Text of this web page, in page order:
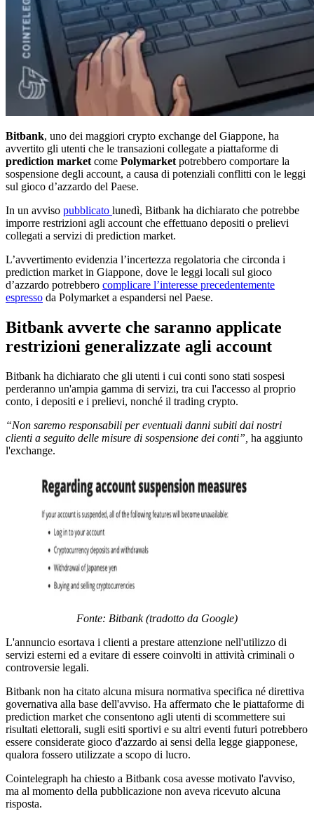
Bitbank, uno dei maggiori crypto exchange del Giappone, ha
avvertito gli utenti che le transazioni collegate a piattaforme di
prediction market come Polymarket potrebbero comportare la
sospensione degli account, a causa di potenziali conflitti con le leggi
sul gioco d’azzardo del Paese.
In un avviso pubblicato lunedì, Bitbank ha dichiarato che potrebbe
imporre restrizioni agli account che effettuano depositi o prelievi
collegati a servizi di prediction market.
L’avvertimento evidenzia l’incertezza regolatoria che circonda i
prediction market in Giappone, dove le leggi locali sul gioco
d’azzardo potrebbero complicare l’interesse precedentemente
espresso da Polymarket a espandersi nel Paese.
Bitbank avverte che saranno applicate
restrizioni generalizzate agli account
Bitbank ha dichiarato che gli utenti i cui conti sono stati sospesi
perderanno un'ampia gamma di servizi, tra cui l'accesso al proprio
conto, i depositi e i prelievi, nonché il trading crypto.
“Non saremo responsabili per eventuali danni subiti dai nostri
clienti a seguito delle misure di sospensione dei conti”, ha aggiunto
l'exchange.
Fonte: Bitbank (tradotto da Google)
L'annuncio esortava i clienti a prestare attenzione nell'utilizzo di
servizi esterni ed a evitare di essere coinvolti in attività criminali o
controversie legali.
Bitbank non ha citato alcuna misura normativa specifica né direttiva
governativa alla base dell'avviso. Ha affermato che le piattaforme di
prediction market che consentono agli utenti di scommettere sui
risultati elettorali, sugli esiti sportivi e su altri eventi futuri potrebbero
essere considerate gioco d'azzardo ai sensi della legge giapponese,
qualora fossero utilizzate a scopo di lucro.
Cointelegraph ha chiesto a Bitbank cosa avesse motivato l'avviso,
ma al momento della pubblicazione non aveva ricevuto alcuna
risposta.